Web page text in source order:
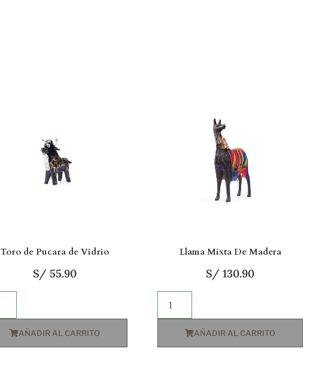
Toro de Pucara de Vidrio
S/ 55.90
AÑADIR AL CARRITO
Llama Mixta De Madera
S/ 130.90
AÑADIR AL CARRITO